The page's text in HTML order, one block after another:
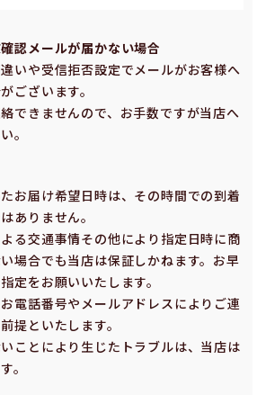
認メールが届かない場合
いや受信拒否設定でメールがお客様へ
ございます。
できませんので、お⼿数ですが当店へ
。
お届け希望⽇時は、その時間での到着
ありません。
る交通事情その他により指定⽇時に商
場合でも当店は保証しかねます。お早
定をお願いいたします。
電話番号やメールアドレスによりご連
提といたします。
ことにより⽣じたトラブルは、当店は
。